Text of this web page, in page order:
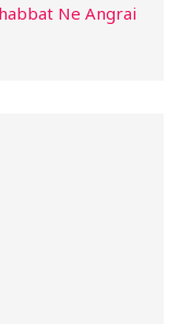
Ne Angrai